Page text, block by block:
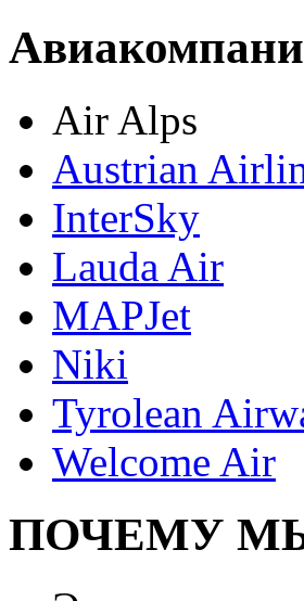
Air Alps
Austrian
InterSky
Lauda Air
MAPJet
Niki
Tyrolean
Welcome Air
ПОЧЕМУ